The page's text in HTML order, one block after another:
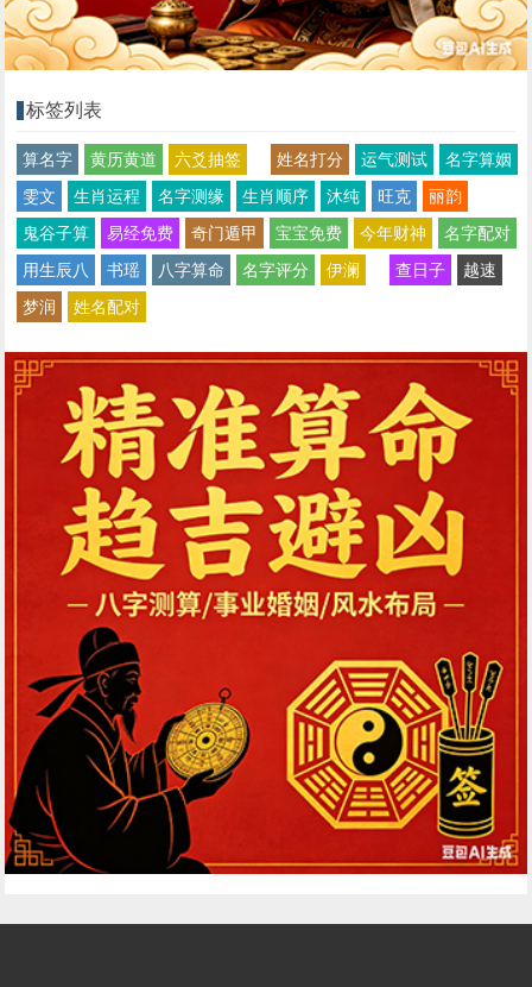
标签列表
算名字 黄历黄道 六爻抽签 姓名打分 运气测试
名字算姻
雯文
生肖运程 名字测缘 生肖顺序 沐纯 旺克
丽韵
鬼谷子算
易经免费 奇门遁甲 宝宝免费 今年财神
名字配对
用生辰八
书瑶 八字算命 名字评分 伊澜 查日子
越速
梦润
姓名配对